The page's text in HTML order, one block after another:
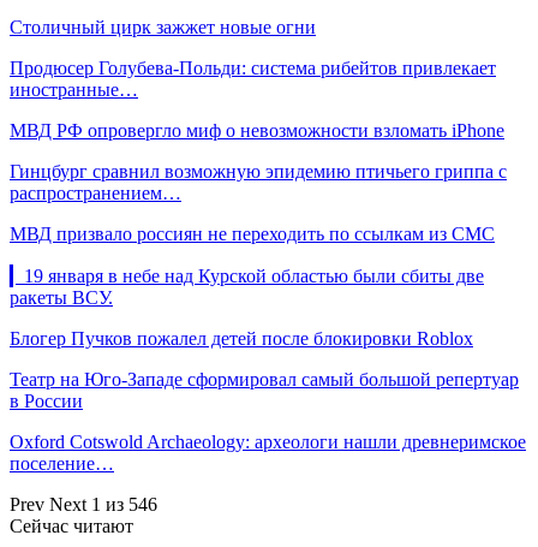
Столичный цирк зажжет новые огни
Продюсер Голубева-Польди: система рибейтов привлекает
иностранные…
МВД РФ опровергло миф о невозможности взломать iPhone
Гинцбург сравнил возможную эпидемию птичьего гриппа с
распространением…
МВД призвало россиян не переходить по ссылкам из СМС
▎19 января в небе над Курской областью были сбиты две
ракеты ВСУ.
Блогер Пучков пожалел детей после блокировки Roblox
Театр на Юго-Западе сформировал самый большой репертуар
в России
Oxford Cotswold Archaeology: археологи нашли древнеримское
поселение…
Prev Next 1 из 546
Сейчас читают